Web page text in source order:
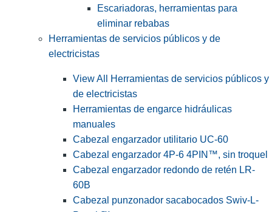
Escariadoras, herramientas para
eliminar rebabas
Herramientas de servicios públicos y de
electricistas
View All Herramientas de servicios públicos y
de electricistas
Herramientas de engarce hidráulicas
manuales
Cabezal engarzador utilitario UC-60
Cabezal engarzador 4P-6 4PIN™, sin troquel
Cabezal engarzador redondo de retén LR-
60B
Cabezal punzonador sacabocados Swiv-L-